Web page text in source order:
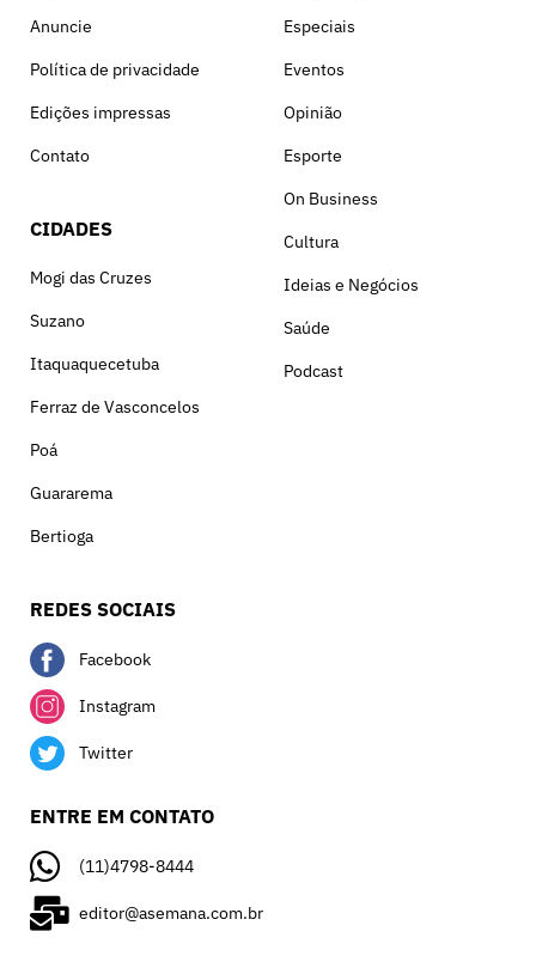
Anuncie
Política de privacidade
Edições impressas
Contato
CIDADES
Mogi das Cruzes
Suzano
Itaquaquecetuba
Ferraz de Vasconcelos
Poá
Guararema
Bertioga
Especiais
Eventos
Opinião
Esporte
On Business
Cultura
Ideias e Negócios
Saúde
Podcast
REDES SOCIAIS
Facebook
Instagram
Twitter
ENTRE EM CONTATO
(11)4798-8444
editor@asemana.com.br